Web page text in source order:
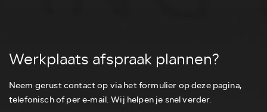
Werkplaats afspraak plannen?
Neem gerust contact op via het formulier op deze pagina,
telefonisch of per e-mail. Wij helpen je snel verder.